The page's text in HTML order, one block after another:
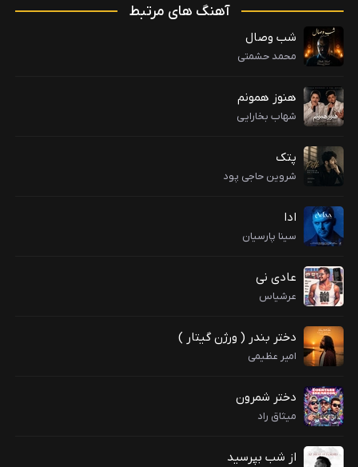
آهنگ های مرتبط
شب وصال
محمد حشمتی
هنوز همونم
شهاب بخارایی
پتک
شروین حاجی پود
ادا
سینا پارسیان
عادی نی
عرشیاس
دختر بندر ( ورژن گیتار )
امیر عظیمی
دختر شمرون
میثاق راد
از شب بپرسید